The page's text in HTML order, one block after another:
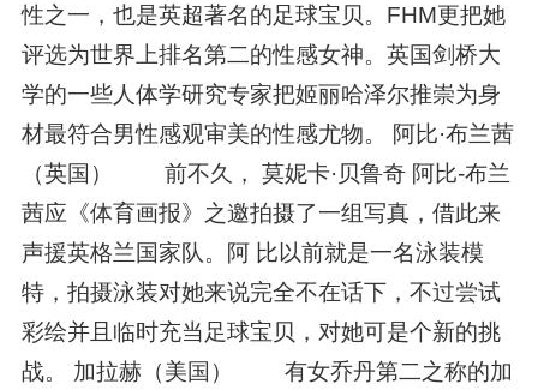
性之一，也是英超著名的足球宝贝。FHM更把她
评选为世界上排名第二的性感女神。英国剑桥大
学的一些人体学研究专家把姬丽哈泽尔推崇为身
材最符合男性感观审美的性感尤物。 阿比·布兰茜
（英国） 前不久， 莫妮卡·贝鲁奇 阿比-布兰
茜应《体育画报》之邀拍摄了一组写真，借此来
声援英格兰国家队。阿 比以前就是一名泳装模
特，拍摄泳装对她来说完全不在话下，不过尝试
彩绘并且临时充当足球宝贝，对她可是个新的挑
战。 加拉赫（美国） 有女乔丹第二之称的加